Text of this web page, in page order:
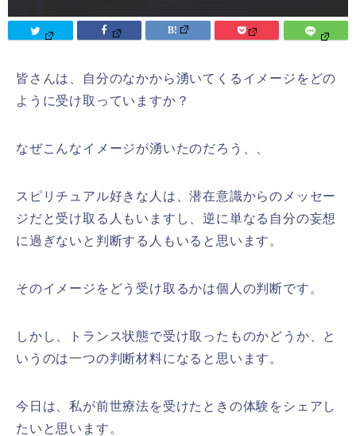
皆さんは、自分のなかから湧いてくるイメージをどの
ように受け取っていますか？
なぜこんなイメージが湧いたのだろう、、
スピリチュアル好きな人は、潜在意識からのメッセー
ジだと受け取る人もいますし、逆に単なる自分の妄想
に過ぎないと判断する人もいると思います。
そのイメージをどう受け取るかは個人の判断です。
しかし、トランス状態で受け取ったものかどうか、と
いうのは一つの判断材料になると思います。
今日は、私が前世療法を受けたときの体験をシェアし
たいと思います。